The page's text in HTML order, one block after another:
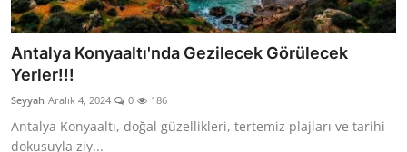
Antalya Konyaaltı'nda Gezilecek Görülecek
Yerler!!!
Seyyah Aralık 4, 2024 0 186
Antalya Konyaaltı, doğal güzellikleri, tertemiz plajları ve tarihi
dokusuyla ziy...